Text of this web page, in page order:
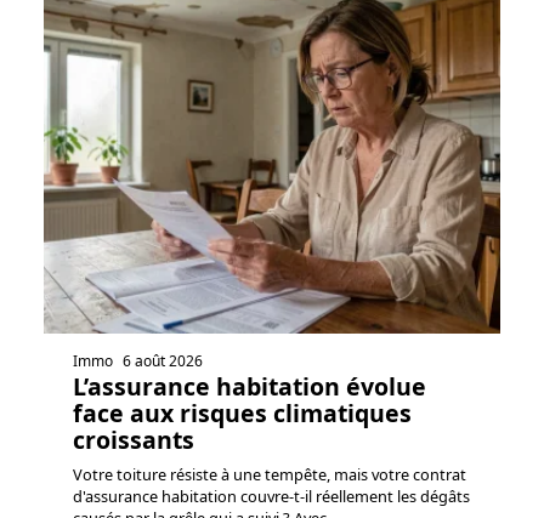
Immo 6 août 2026
L’assurance habitation évolue
face aux risques climatiques
croissants
Votre toiture résiste à une tempête, mais votre contrat
d'assurance habitation couvre-t-il réellement les dégâts